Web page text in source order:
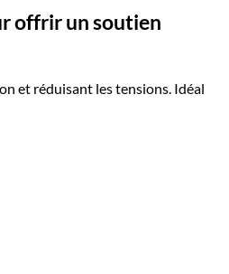
offrir un soutien
et réduisant les tensions. Idéal